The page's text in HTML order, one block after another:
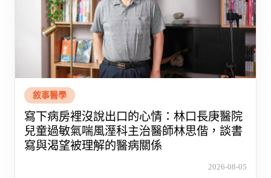
敘事醫學
寫下病房裡沒說出口的心情：林口長庚醫院
兒童過敏氣喘風溼科主治醫師林思偕，談書
寫與渴望被理解的醫病關係
2026-08-05